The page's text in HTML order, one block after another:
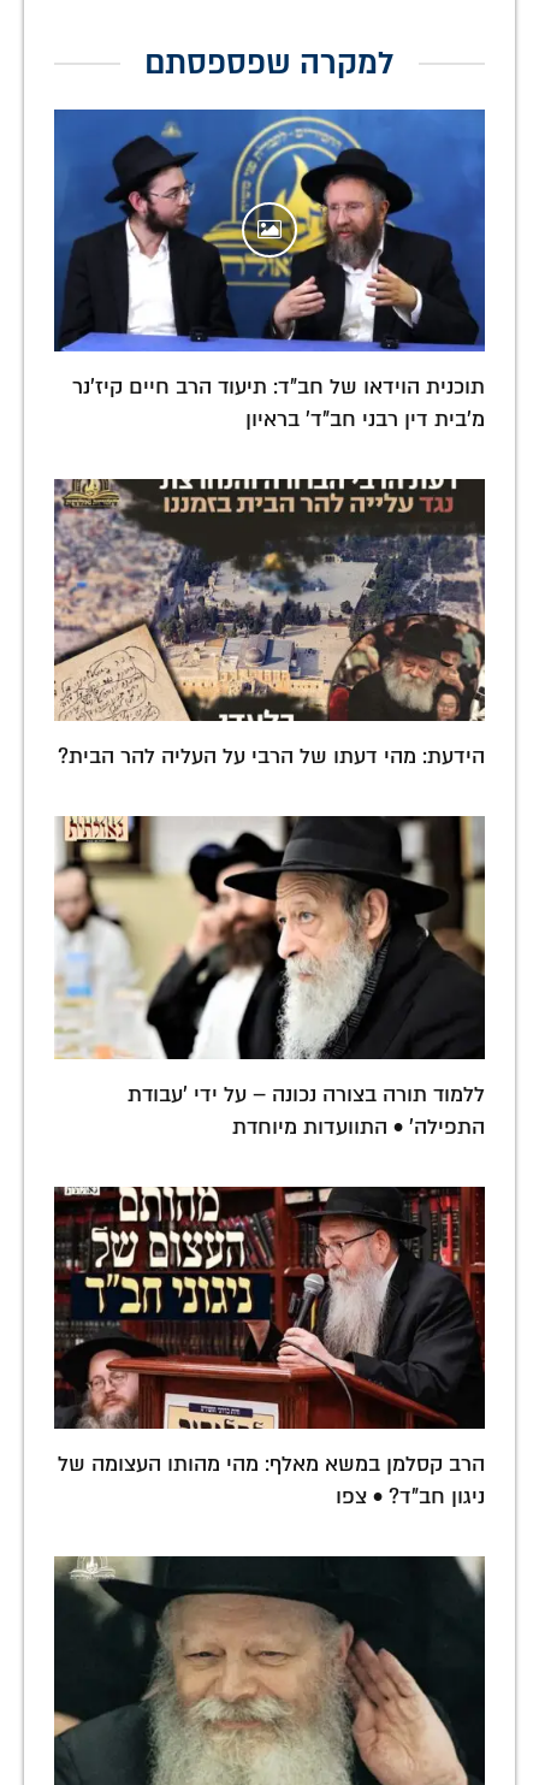
למקרה שפספסתם
תוכנית הוידאו של חב"ד: תיעוד הרב חיים קיז'נר
מ'בית דין רבני חב"ד' בראיון
הידעת: מהי דעתו של הרבי על העליה להר הבית?
ללמוד תורה בצורה נכונה – על ידי 'עבודת
התפילה' • התוועדות מיוחדת
הרב קסלמן במשא מאלף: מהי מהותו העצומה של
ניגון חב"ד? • צפו